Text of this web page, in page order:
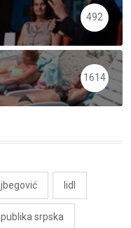
492
1614
lidl
srpska